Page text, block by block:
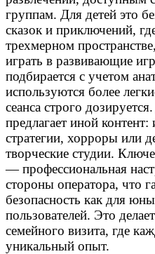
группам. Для детей это
сказок и приключений,
трехмерном
играть в развивающие
подбирается с учетом
используются более
сеанса строго
предлагает иной
стратегии, хорроры или
творческие студии.
— профессиональная
стороны оператора, что
безопасность как для
пользователей. Это
семейного визита, где
уникальный опыт.